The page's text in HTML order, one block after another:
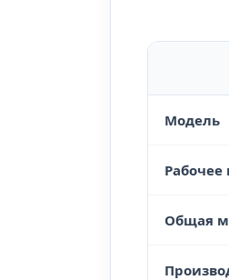
Модель
Общая